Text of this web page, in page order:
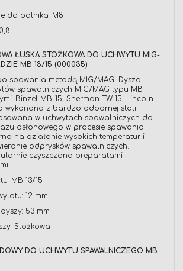
do palnika: M8
ŁUSKA STOŻKOWA DO UCHWYTU MIG-
MB 13/15 (000035)
spawania metodą MIG/MAG. Dysza
spawalniczych MIG/MAG typu MB
Binzel MB-15, Sherman TW-15, Lincoln
wykonana z bardzo odpornej stali
w uchwytach spawalniczych do
osłonowego w procesie spawania.
na działanie wysokich temperatur i
odprysków spawalniczych.
czyszczona preparatami
MB 13/15
12 mm
53 mm
Stożkowa
DO UCHWYTU SPAWALNICZEGO MB